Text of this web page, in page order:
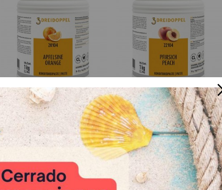
Sin Gluten - Vegano
Aromapaste de Naranja
AROMAPASTE Naranja Preparado de
naranja para la aromatización de...
Sin Gluten - Vegano
Aromapaste de Melocotón
AROMAPASTE Melocotón. Preparado
de melocotón para la aromatización...
A Consultar